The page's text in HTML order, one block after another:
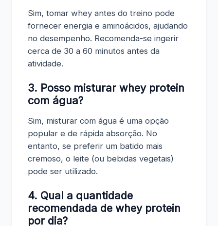
Sim, tomar whey antes do treino pode
fornecer energia e aminoácidos, ajudando
no desempenho. Recomenda-se ingerir
cerca de 30 a 60 minutos antes da
atividade.
3. Posso misturar whey protein
com água?
Sim, misturar com água é uma opção
popular e de rápida absorção. No
entanto, se preferir um batido mais
cremoso, o leite (ou bebidas vegetais)
pode ser utilizado.
4. Qual a quantidade
recomendada de whey protein
por dia?